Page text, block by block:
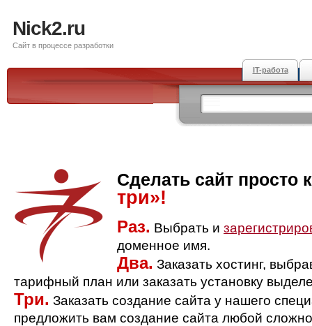
Nick2.ru
Сайт в процессе разработки
IT-работа
Сделать сайт просто
три»!
Раз. Выбрать и
доменное имя.
Два. Заказать хостинг,
тарифный план или заказать установку
Три. Заказать создание сайта у нашего
предложить вам создание сайта любой